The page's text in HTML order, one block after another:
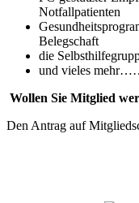
Notfallpatienten
Belegschaft
die
und vieles
Wollen Sie Mitglied
Den Antrag auf